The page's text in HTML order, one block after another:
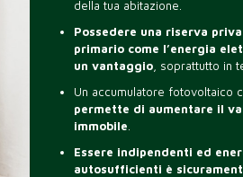
della tua abitazione.
Possedere una riserva
primario come l’energia
un vantaggio , soprattutto in
Un accumulatore fotovoltaico
permette di aumentare il
immobile
Essere indipendenti ed
autosufficienti è